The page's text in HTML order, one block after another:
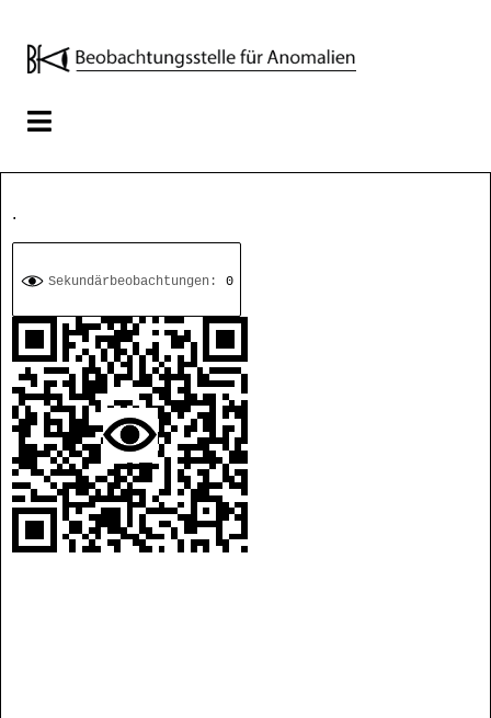
.
Sekundärbeobachtungen: 0